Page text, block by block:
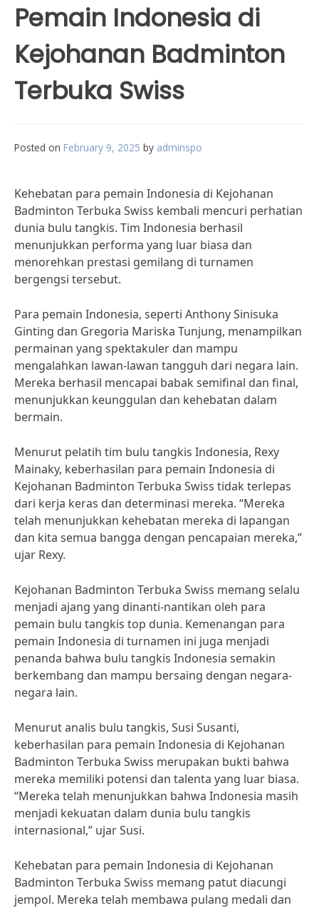
Pemain Indonesia di
Kejohanan Badminton
Terbuka Swiss
Posted on February 9, 2025 by adminspo
Kehebatan para pemain Indonesia di Kejohanan
Badminton Terbuka Swiss kembali mencuri perhatian
dunia bulu tangkis. Tim Indonesia berhasil
menunjukkan performa yang luar biasa dan
menorehkan prestasi gemilang di turnamen
bergengsi tersebut.
Para pemain Indonesia, seperti Anthony Sinisuka
Ginting dan Gregoria Mariska Tunjung, menampilkan
permainan yang spektakuler dan mampu
mengalahkan lawan-lawan tangguh dari negara lain.
Mereka berhasil mencapai babak semifinal dan final,
menunjukkan keunggulan dan kehebatan dalam
bermain.
Menurut pelatih tim bulu tangkis Indonesia, Rexy
Mainaky, keberhasilan para pemain Indonesia di
Kejohanan Badminton Terbuka Swiss tidak terlepas
dari kerja keras dan determinasi mereka. “Mereka
telah menunjukkan kehebatan mereka di lapangan
dan kita semua bangga dengan pencapaian mereka,”
ujar Rexy.
Kejohanan Badminton Terbuka Swiss memang selalu
menjadi ajang yang dinanti-nantikan oleh para
pemain bulu tangkis top dunia. Kemenangan para
pemain Indonesia di turnamen ini juga menjadi
penanda bahwa bulu tangkis Indonesia semakin
berkembang dan mampu bersaing dengan negara-
negara lain.
Menurut analis bulu tangkis, Susi Susanti,
keberhasilan para pemain Indonesia di Kejohanan
Badminton Terbuka Swiss merupakan bukti bahwa
mereka memiliki potensi dan talenta yang luar biasa.
“Mereka telah menunjukkan bahwa Indonesia masih
menjadi kekuatan dalam dunia bulu tangkis
internasional,” ujar Susi.
Kehebatan para pemain Indonesia di Kejohanan
Badminton Terbuka Swiss memang patut diacungi
jempol. Mereka telah membawa pulang medali dan